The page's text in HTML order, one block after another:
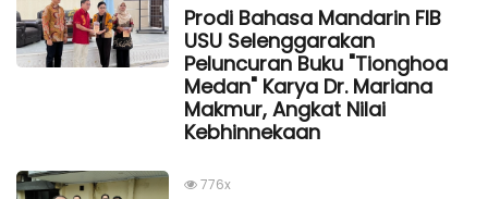
Prodi Bahasa Mandarin FIB
USU Selenggarakan
Peluncuran Buku "Tionghoa
Medan" Karya Dr. Mariana
Makmur, Angkat Nilai
Kebhinnekaan
776x